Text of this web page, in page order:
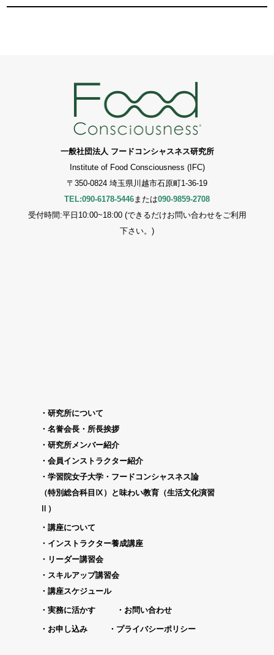
一般社団法人 フードコンシャスネス研究所
Institute of Food Consciousness (IFC)
〒350-0824 埼玉県川越市石原町1-36-19
TEL:090-6178-5446 または090-9859-2708
受付時間:平日10:00~18:00 (できるだけお問い合わせをご利用
下さい。)
研究所について
名誉会長・所長挨拶
研究所メンバー紹介
会員インストラクター紹介
学習院女子大学・フードコンシャスネス論
（特別総合科目Ⅸ）と味わい教育（生活文化演習
Ⅱ）
講座について
インストラクター養成講座
リーダー講習会
スキルアップ講習会
講座スケジュール
実務に活かす お問い合わせ
お申し込み プライバシーポリシー